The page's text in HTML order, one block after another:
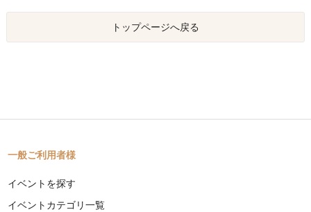
トップページへ戻る
一般ご利用者様
イベントを探す
イベントカテゴリ一覧